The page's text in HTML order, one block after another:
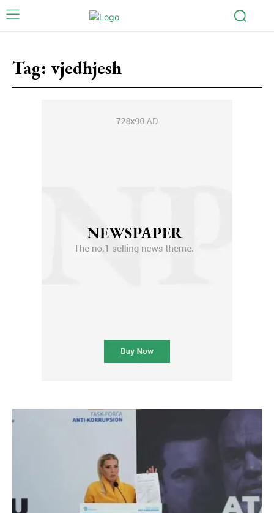
Tag: vjedhjesh